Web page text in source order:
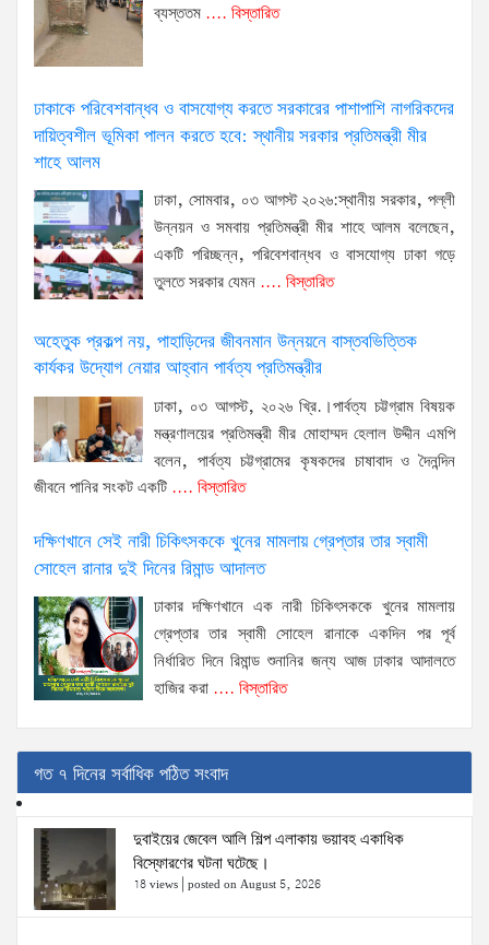
ব্যস্ততম .... বিস্তারিত
ঢাকাকে পরিবেশবান্ধব ও বাসযোগ্য করতে সরকারের পাশাপাশি নাগরিকদের
দায়িত্বশীল ভূমিকা পালন করতে হবে: স্থানীয় সরকার প্রতিমন্ত্রী মীর
শাহে আলম
ঢাকা, সোমবার, ০৩ আগস্ট ২০২৬:স্থানীয় সরকার, পল্লী
উন্নয়ন ও সমবায় প্রতিমন্ত্রী মীর শাহে আলম বলেছেন,
একটি পরিচ্ছন্ন, পরিবেশবান্ধব ও বাসযোগ্য ঢাকা গড়ে
তুলতে সরকার যেমন .... বিস্তারিত
অহেতুক প্রকল্প নয়, পাহাড়িদের জীবনমান উন্নয়নে বাস্তবভিত্তিক
কার্যকর উদ্যোগ নেয়ার আহ্বান পার্বত্য প্রতিমন্ত্রীর
ঢাকা, ০৩ আগস্ট, ২০২৬ খ্রি.।পার্বত্য চট্টগ্রাম বিষয়ক
মন্ত্রণালয়ের প্রতিমন্ত্রী মীর মোহাম্মদ হেলাল উদ্দীন এমপি
বলেন, পার্বত্য চট্টগ্রামের কৃষকদের চাষাবাদ ও দৈনন্দিন
জীবনে পানির সংকট একটি .... বিস্তারিত
দক্ষিণখানে সেই নারী চিকিৎসককে খুনের মামলায় গ্রেপ্তার তার স্বামী
সোহেল রানার দুই দিনের রিমান্ড আদালত
ঢাকার দক্ষিণখানে এক নারী চিকিৎসককে খুনের মামলায়
গ্রেপ্তার তার স্বামী সোহেল রানাকে একদিন পর পূর্ব
নির্ধারিত দিনে রিমান্ড শুনানির জন্য আজ ঢাকার আদালতে
হাজির করা .... বিস্তারিত
গত ৭ দিনের সর্বাধিক পঠিত সংবাদ
দুবাইয়ের জেবেল আলি শিল্প এলাকায় ভয়াবহ একাধিক
বিস্ফোরণের ঘটনা ঘটেছে।
18 views posted on August 5, 2026